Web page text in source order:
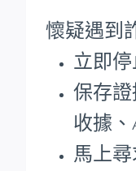
懷疑遇到
立即
保存
收據、
馬上